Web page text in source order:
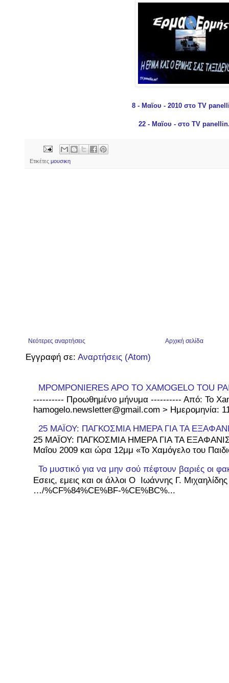
8 - Μαϊου - 2010 στο TV
22 - Μαϊου - στο TV
Ετικέτες μουσικη
Νεότερες αναρτήσεις Αρχική σελίδα
Εγγραφή σε: Αναρτήσεις (Atom)
MPOMPONIERES APO TO XAMOGELO TOU
---------- Προωθημένο μήνυμα ---------- Από: To
hamogelo.newsletter@gmail.com > Ημερομηνία:
25 ΜΑΪΟΥ: ΠΑΓΚΟΣΜΙΑ ΗΜΕΡΑ ΓΙΑ ΤΑ
25 ΜΑΪΟΥ: ΠΑΓΚΟΣΜΙΑ ΗΜΕΡΑ ΓΙΑ ΤΑ
Μαΐου 2009 και ώρα 12μμ «Το Χαμόγελο του
Το μυστικό για να μην σού πέφτουν βαριές οι
Εσεις, εμεις και οι άλλοι Ο Ιωάννης Γ.
…/%CF%84%CE%BF-%CE%BC%...